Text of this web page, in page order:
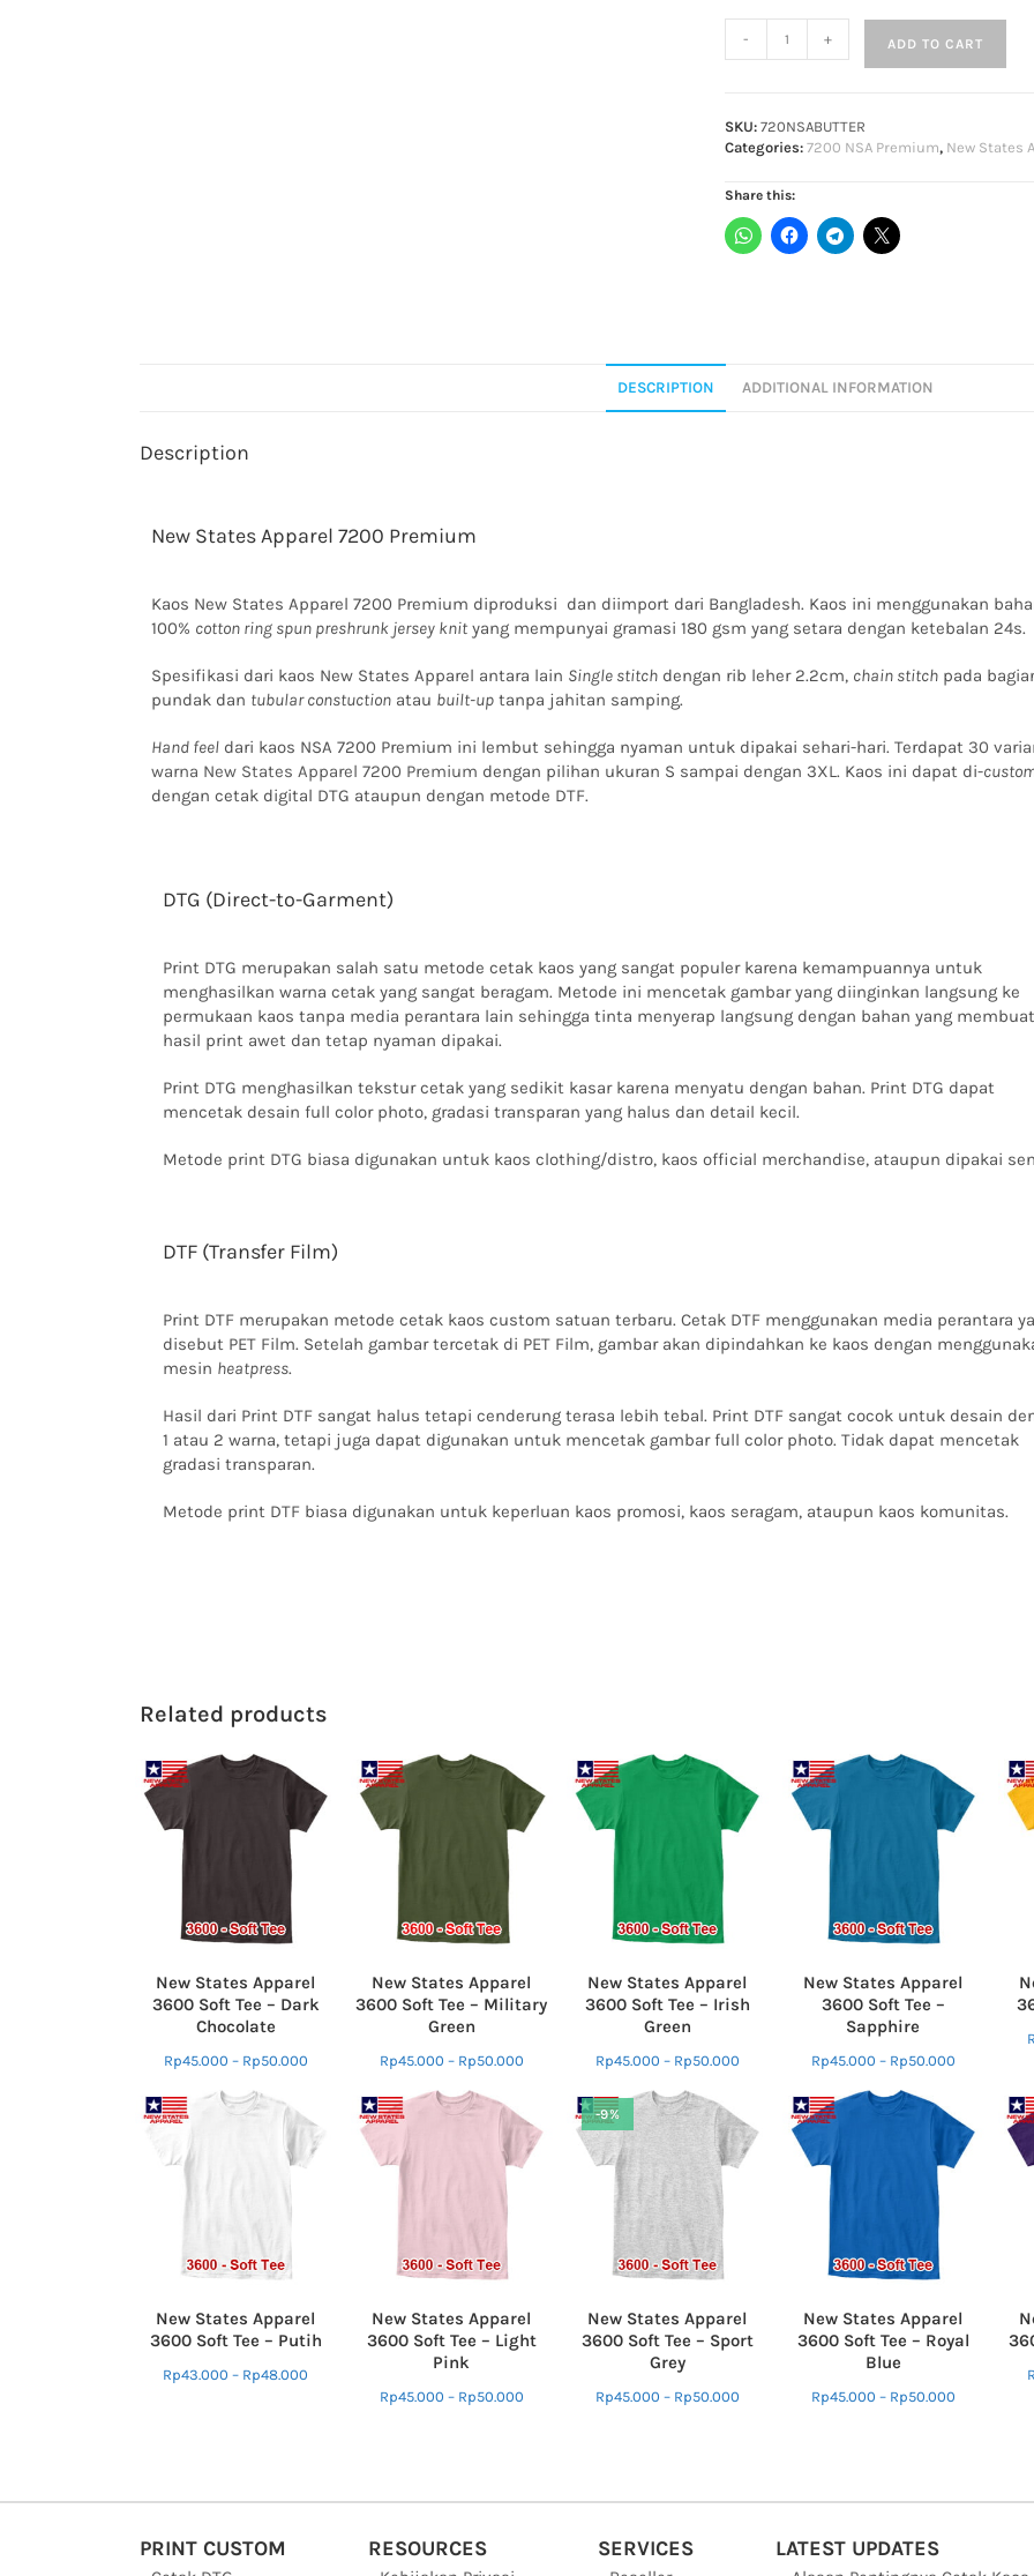
- + ADD TO CART
SKU: 720NSABUTTER
Categories: 7200 NSA Premium, New States
Share this:
DESCRIPTION ADDITIONAL INFORMATION
Description
New States Apparel 7200 Premium
Kaos New States Apparel 7200 Premium diproduksi dan diimport dari Bangladesh. Kaos ini menggunakan
100% cotton ring spun preshrunk jersey knityang mempunyai gramasi 180 gsm yang setara dengan ketebalan 24s.
Spesifikasi dari kaos New States Apparel antara lain Single stitchdengan rib leher 2.2cm, chain stitchpada
pundak dan tubular constuctionatau built-uptanpa jahitan samping.
Hand feeldari kaos NSA 7200 Premium ini lembut sehingga nyaman untuk dipakai sehari-hari. Terdapat 30
warna New States Apparel 7200 Premium dengan pilihan ukuran S sampai dengan 3XL. Kaos ini dapat di-
dengan cetak digital DTG ataupun dengan metode DTF.
DTG (Direct-to-Garment)
Print DTG merupakan salah satu metode cetak kaos yang sangat populer karena kemampuannya untuk
menghasilkan warna cetak yang sangat beragam. Metode ini mencetak gambar yang diinginkan langsung ke
permukaan kaos tanpa media perantara lain sehingga tinta menyerap langsung dengan bahan yang membuat
hasil print awet dan tetap nyaman dipakai.
Print DTG menghasilkan tekstur cetak yang sedikit kasar karena menyatu dengan bahan. Print DTG dapat
mencetak desain full color photo, gradasi transparan yang halus dan detail kecil.
Metode print DTG biasa digunakan untuk kaos clothing/distro, kaos official merchandise, ataupun dipakai
DTF (Transfer Film)
Print DTF merupakan metode cetak kaos custom satuan terbaru. Cetak DTF menggunakan media perantara
disebut PET Film. Setelah gambar tercetak di PET Film, gambar akan dipindahkan ke kaos dengan
mesin heatpress.
Hasil dari Print DTF sangat halus tetapi cenderung terasa lebih tebal. Print DTF sangat cocok untuk desain
1 atau 2 warna, tetapi juga dapat digunakan untuk mencetak gambar full color photo. Tidak dapat mencetak
gradasi transparan.
Metode print DTF biasa digunakan untuk keperluan kaos promosi, kaos seragam, ataupun kaos komunitas.
Related products
New States Apparel
3600 Soft Tee – Dark
Chocolate
Rp45.000 – Rp50.000
New States Apparel
3600 Soft Tee – Military
Green
Rp45.000 – Rp50.000
New States Apparel
3600 Soft Tee – Irish
Green
Rp45.000 – Rp50.000
New States Apparel
3600 Soft Tee –
Sapphire
Rp45.000 – Rp50.000
New States Apparel
3600 Soft Tee – Putih
Rp43.000 – Rp48.000
New States Apparel
3600 Soft Tee – Light
Pink
Rp45.000 – Rp50.000
-9%
New States Apparel
3600 Soft Tee – Sport
Grey
Rp45.000 – Rp50.000
New States Apparel
3600 Soft Tee – Royal
Blue
Rp45.000 – Rp50.000
PRINT CUSTOM RESOURCES SERVICES LATEST UPDATES